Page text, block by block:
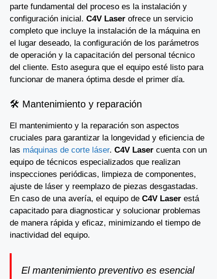
parte fundamental del proceso es la instalación y
configuración inicial. C4V Laser ofrece un servicio
completo que incluye la instalación de la máquina en
el lugar deseado, la configuración de los parámetros
de operación y la capacitación del personal técnico
del cliente. Esto asegura que el equipo esté listo para
funcionar de manera óptima desde el primer día.
🛠️ Mantenimiento y reparación
El mantenimiento y la reparación son aspectos
cruciales para garantizar la longevidad y eficiencia de
las máquinas de corte láser. C4V Laser cuenta con un
equipo de técnicos especializados que realizan
inspecciones periódicas, limpieza de componentes,
ajuste de láser y reemplazo de piezas desgastadas.
En caso de una avería, el equipo de C4V Laser está
capacitado para diagnosticar y solucionar problemas
de manera rápida y eficaz, minimizando el tiempo de
inactividad del equipo.
El mantenimiento preventivo es esencial